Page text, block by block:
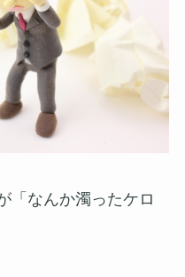
「なんか濁ったケロ